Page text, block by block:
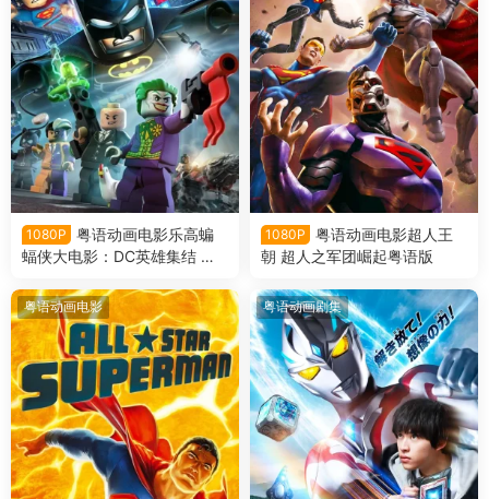
1080P
粤语动画电影乐高蝙
蝠侠大电影：DC英雄集结 乐
版
1080P
粤语动画电影超人王
朝 超人之军团崛起粤语版
粤语动画电影 粤语动画剧集